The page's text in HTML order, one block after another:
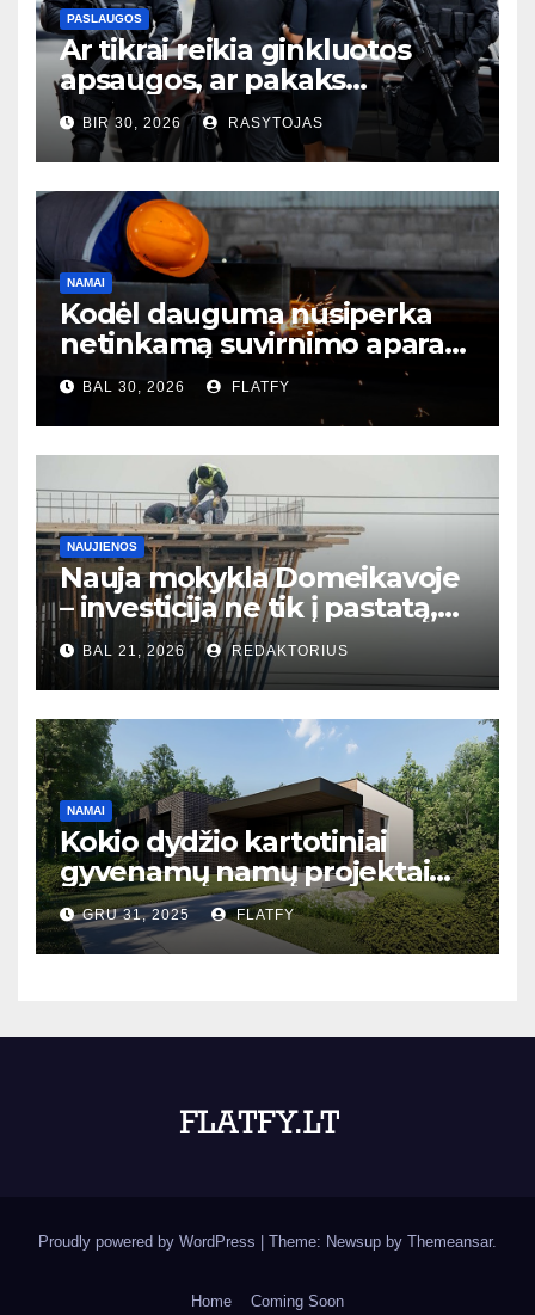
PASLAUGOS
Ar tikrai reikia ginkluotos
apsaugos, ar pakaks
išmaniųjų kamerų?
BIR 30, 2026 RASYTOJAS
NAMAI
Kodėl dauguma nusiperka
netinkamą suvirnimo aparatą
– ir to net nesupranta?
BAL 30, 2026 FLATFY
NAUJIENOS
Nauja mokykla Domeikavoje
– investicija ne tik į pastatą,
bet ir į bendruomenės ateitį
BAL 21, 2026 REDAKTORIUS
NAMAI
Kokio dydžio kartotiniai
gyvenamų namų projektai
populiariausi Lietuvoje?
GRU 31, 2025 FLATFY
Proudly powered by WordPress Theme: Newsup by Themeansar.
Home Coming Soon